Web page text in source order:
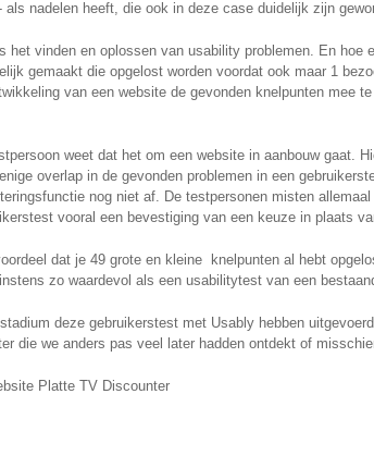
nadelen heeft, die ook in deze case duidelijk zijn
het vinden en oplossen van usability problemen. En hoe
gemaakt die opgelost worden voordat ook maar 1
van een website de gevonden knelpunten mee
weet dat het om een website in aanbouw gaat.
overlap in de gevonden problemen in een
nog niet af. De testpersonen misten
vooral een bevestiging van een keuze in plaats
dat je 49 grote en kleine knelpunten al hebt
zo waardevol als een usabilitytest van een
deze gebruikerstest met Usably hebben
die we anders pas veel later hadden ontdekt of
Platte TV Discounter